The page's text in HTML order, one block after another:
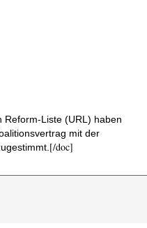
Reform-Liste (URL) haben
mit der
[/doc]